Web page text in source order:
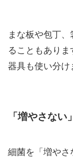
まな板や包丁
ることもありま
器具も使い分け
「増やさな
細菌を「増や